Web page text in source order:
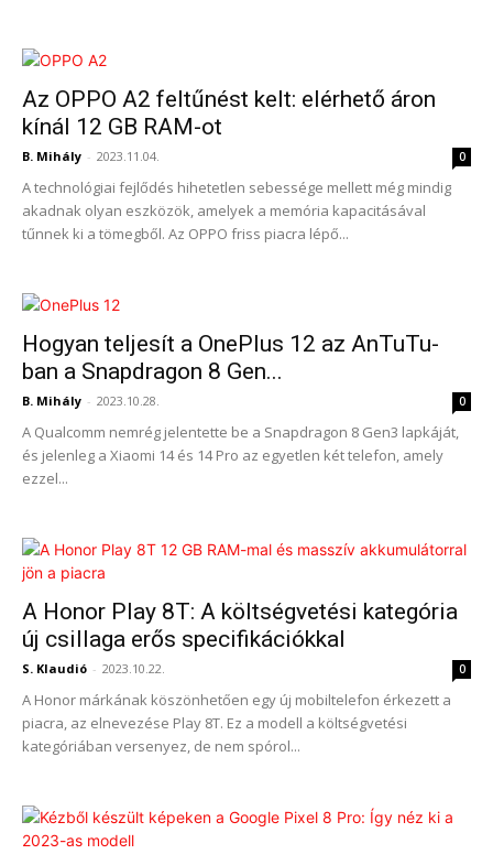
Az OPPO A2 feltűnést kelt: elérhető áron
kínál 12 GB RAM-ot
B. Mihály - 2023.11.04. 0
A technológiai fejlődés hihetetlen sebessége mellett még mindig
akadnak olyan eszközök, amelyek a memória kapacitásával
tűnnek ki a tömegből. Az OPPO friss piacra lépő...
Hogyan teljesít a OnePlus 12 az AnTuTu-
ban a Snapdragon 8 Gen...
B. Mihály - 2023.10.28. 0
A Qualcomm nemrég jelentette be a Snapdragon 8 Gen3 lapkáját,
és jelenleg a Xiaomi 14 és 14 Pro az egyetlen két telefon, amely
ezzel...
A Honor Play 8T: A költségvetési kategória
új csillaga erős specifikációkkal
S. Klaudió - 2023.10.22. 0
A Honor márkának köszönhetően egy új mobiltelefon érkezett a
piacra, az elnevezése Play 8T. Ez a modell a költségvetési
kategóriában versenyez, de nem spórol...